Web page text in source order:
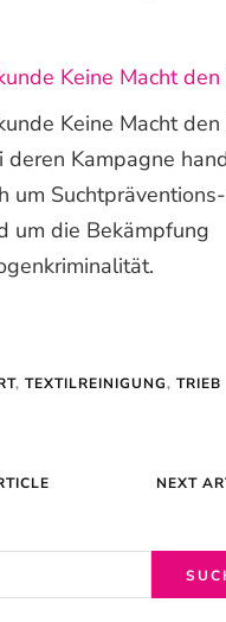
Keine Macht
Keine Macht den
deren Kampagne
um
um die Bekämpfung
, TEXTILREINIGUNG, TRIEB
NEXT